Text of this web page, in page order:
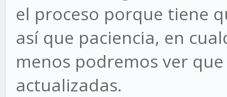
el proceso porque tiene
así que paciencia, en
menos podremos ver
actualizadas.